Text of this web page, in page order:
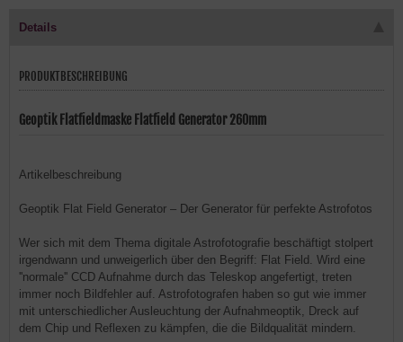
Details
PRODUKTBESCHREIBUNG
Geoptik Flatfieldmaske Flatfield Generator 260mm
Artikelbeschreibung
Geoptik Flat Field Generator – Der Generator für perfekte Astrofotos
Wer sich mit dem Thema digitale Astrofotografie beschäftigt stolpert
irgendwann und unweigerlich über den Begriff: Flat Field. Wird eine
''normale'' CCD Aufnahme durch das Teleskop angefertigt, treten
immer noch Bildfehler auf. Astrofotografen haben so gut wie immer
mit unterschiedlicher Ausleuchtung der Aufnahmeoptik, Dreck auf
dem Chip und Reflexen zu kämpfen, die die Bildqualität mindern.